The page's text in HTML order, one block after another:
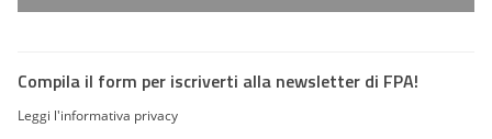
Compila il form per iscriverti alla newsletter di FPA!
Leggi l'informativa privacy